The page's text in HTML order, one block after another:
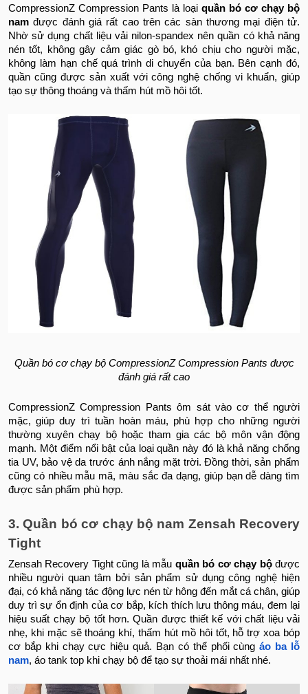
CompressionZ Compression Pants là loại quần bó cơ chạy bộ
namđược đánh giá rất cao trên các sàn thương mại điện tử.
Nhờ sử dụng chất liệu vải nilon-spandex nên quần có khả năng
nén tốt, không gây cảm giác gò bó, khó chịu cho người mặc,
không làm hạn chế quá trình di chuyển của bạn. Bên cạnh đó,
quần cũng được sản xuất với công nghệ chống vi khuẩn, giúp
tạo sự thông thoáng và thấm hút mồ hôi tốt.
Quần bó cơ chạy bộ CompressionZ Compression Pants được
đánh giá rất cao
CompressionZ Compression Pants ôm sát vào cơ thể người
mặc, giúp duy trì tuần hoàn máu, phù hợp cho những người
thường xuyên chạy bộ hoặc tham gia các bộ môn vận động
mạnh. Một điểm nổi bật của loại quần này đó là khả năng chống
tia UV, bảo vệ da trước ánh nắng mặt trời. Đồng thời, sản phẩm
cũng có nhiều mẫu mã, màu sắc đa dạng, giúp bạn dễ dàng tìm
được sản phẩm phù hợp.
3. Quần bó cơ chạy bộ nam Zensah Recovery
Tight
Zensah Recovery Tight cũng là mẫu quần bó cơ chạy bộđược
nhiều người quan tâm bởi sản phẩm sử dụng công nghệ hiện
đại, có khả năng tác động lực nén từ hông đến mắt cá chân, giúp
duy trì sự ổn định của cơ bắp, kích thích lưu thông máu, đem lại
hiệu suất chạy bộ tốt hơn. Quần được thiết kế với chất liệu vải
nhẹ, khi mặc sẽ thoáng khí, thấm hút mồ hôi tốt, hỗ trợ xoa bóp
cơ bắp khi chạy cực hiệu quả. Bạn có thể phối cùngáo ba lỗ
nam, áo tank top khi chạy bộ để tạo sự thoải mái nhất nhé.